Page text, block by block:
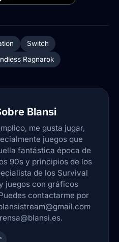
Switch
Ragnarok
Blansi
me gusta jugar,
juegos que
fantástica época de
90s y principios de los
de los Survival
juegos con gráficos
contactarme por